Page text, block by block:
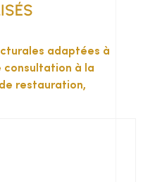
adaptées à
consultation à la
restauration,